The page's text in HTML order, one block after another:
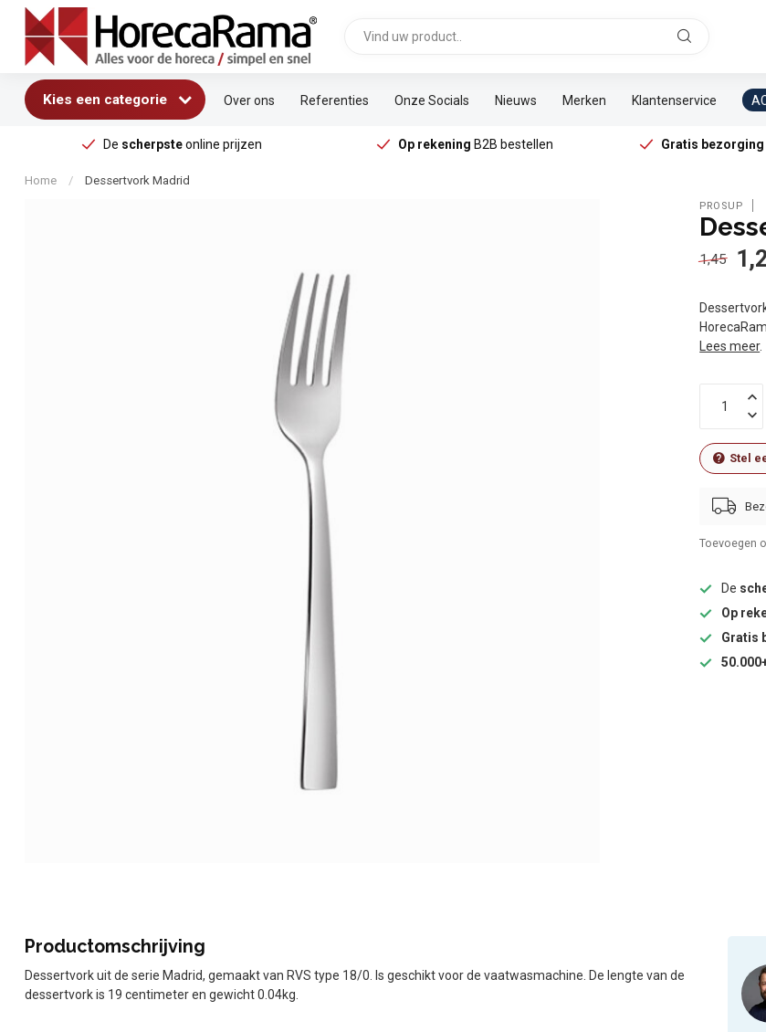
Kies een categorie Over ons Referenties Onze Socials Nieuws Merken Klantenservice
De scherpsteonline prijzen Op rekening B2B bestellen Gratis bezorging
Home / Dessertvork Madrid
PROSUP
1,45
Lees meer.
Stel
Toevoegen
De
Op
Gratis
Productomschrijving
Dessertvork uit de serie Madrid, gemaakt van RVS type 18/0. Is geschikt voor de vaatwasmachine. De lengte van de
dessertvork is 19 centimeter en gewicht 0.04kg.